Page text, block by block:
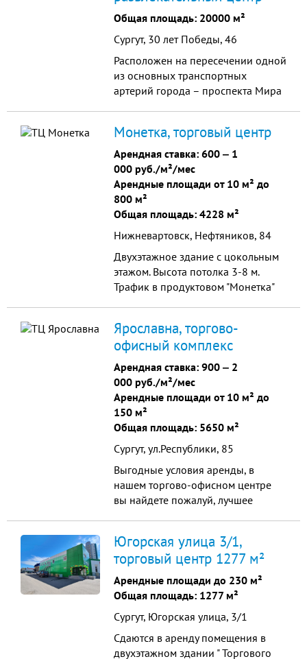
Якорные арендаторы: ГМ Карусель,
МВидео, Спортмастер, Fashion
Gallery (Glenfield, ...
Общая площадь: 20000 м²
Сургут, 30 лет Победы, 46
Расположен на пересечении одной
из основных транспортных
артерий города – проспекта Мира
прилегающих улиц, удобный
подъезд.
Монетка, торговый центр
Арендная ставка: 600 ‒ 1
000 руб./м²/мес
Арендные площади от 10 м² до
800 м²
Общая площадь: 4228 м²
Нижневартовск, Нефтяников, 84
Двухэтажное здание с цокольным
этажом. Высота потолка 3-8 м.
Трафик в продуктовом "Монетка"
около 1500 человек/сутки, и
"Магнит" - 1600 человек/сутки. В
торговом центре присутствуют
товары для всей семьи, детская
одежда, сотовые операторы,
аптека, продуктовый магазин,
ателье, парикмахерская, солярий,
студия.
Ярославна, торгово-
офисный комплекс
Арендная ставка: 900 ‒ 2
000 руб./м²/мес
Арендные площади от 10 м² до
150 м²
Общая площадь: 5650 м²
Сургут, ул.Республики, 85
Выгодные условия аренды, в
нашем торгово-офисном центре
вы найдете пожалуй, лучшее
представлены "якорные
арендаторы": "Магнит, Магнит
косметик", "Аскона",
"Профкосметика" и другие.
кв.м., 26 кв.м., 41 кв.м., 25 кв.м. 2
этаж: 8,5 кв.м., 13,1 кв.м., 7,7 кв.м.,
17,4 кв.м., 34,8 кв.м., 29,8 кв.м.,
Югорская улица 3/1,
торговый центр 1277 м²
Арендные площади до 230 м²
Общая площадь: 1277 м²
Сургут, Югорская улица, 3/1
Сдаются в аренду помещения в
двухэтажном здании " Торгового